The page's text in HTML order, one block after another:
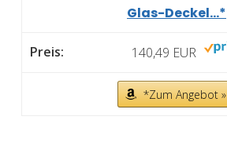
Glas-Deckel...*
140,49 EUR
*Zum Angebot »